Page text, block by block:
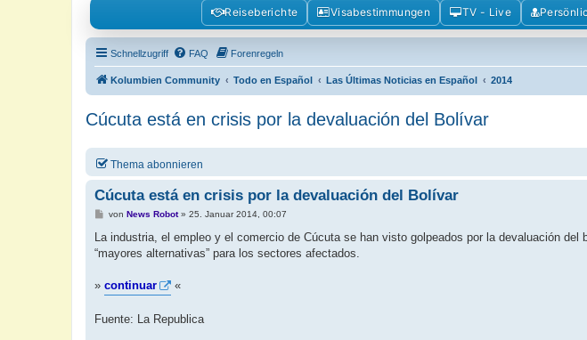
Reiseberichte Visabestimmungen TV - Live
Schnellzugriff FAQ Forenregeln
Kolumbien Community Todo en Español Las Últimas Noticias en Español 2014
Cúcuta está en crisis por la devaluación del Bolívar
Thema abonnieren
Cúcuta está en crisis por la devaluación del Bolívar
B
i
r
von News Robot» 25. Januar 2014, 00:07
La industria, el empleo y el comercio de Cúcuta se han visto golpeados por la devaluación
“mayores alternativas” para los sectores afectados.
» continuar «
Fuente: La Republica